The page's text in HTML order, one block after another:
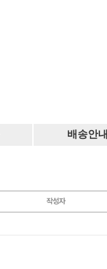
배송안내